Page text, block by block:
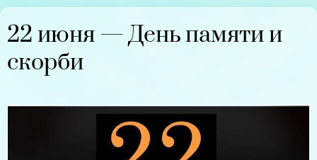
22 июня — День памяти и
скорби